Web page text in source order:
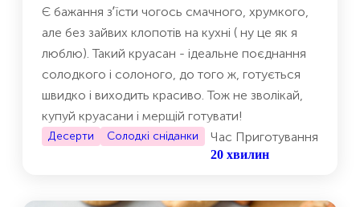
Є бажання зʼїсти чогось смачного, хрумкого,
але без зайвих клопотів на кухні ( ну це як я
люблю). Такий круасан - ідеальне поєднання
солодкого і солоного, до того ж, готується
швидко і виходить красиво. Тож не зволікай,
купуй круасани і мерщій готувати!
Десерти Солодкі сніданки Час Приготування
20 хвилин